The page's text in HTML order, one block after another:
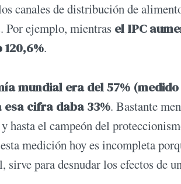
canales de distribución de
Por ejemplo, mientras el IPC
.
mundial era del 57%
cifra daba 33%. Bastante
el campeón del
medición hoy es incompleta
para desnudar los efectos de